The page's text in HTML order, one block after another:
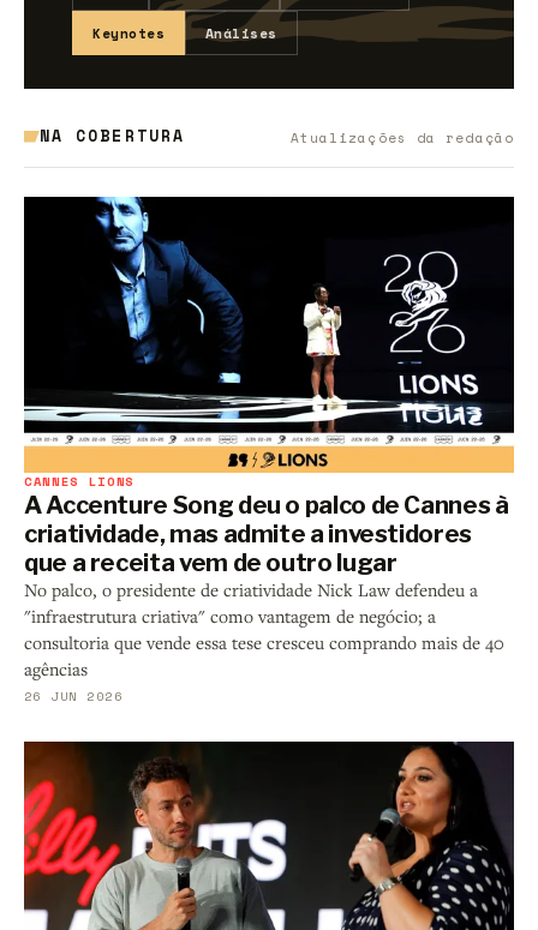
Keynotes Análises
NA COBERTURA Atualizações da redação
CANNES LIONS
A Accenture Song deu o palco de Cannes à
criatividade, mas admite a investidores
que a receita vem de outro lugar
No palco, o presidente de criatividade Nick Law defendeu a
"infraestrutura criativa" como vantagem de negócio; a
consultoria que vende essa tese cresceu comprando mais de 40
agências
26 JUN 2026